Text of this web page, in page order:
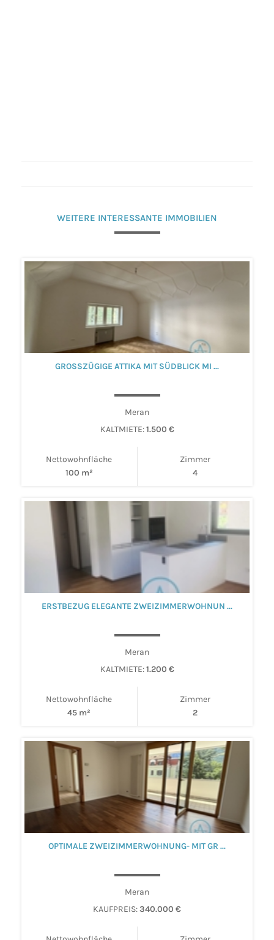
WEITERE INTERESSANTE IMMOBILIEN
GROSSZÜGIGE ATTIKA MIT SÜDBLICK MI ...
Meran
KALTMIETE: 1.500 €
Nettowohnfläche
100 m²
Zimmer
4
ERSTBEZUG ELEGANTE ZWEIZIMMERWOHNUN ...
Meran
KALTMIETE: 1.200 €
Nettowohnfläche
45 m²
Zimmer
2
OPTIMALE ZWEIZIMMERWOHNUNG- MIT GR ...
Meran
KAUFPREIS:340.000 €